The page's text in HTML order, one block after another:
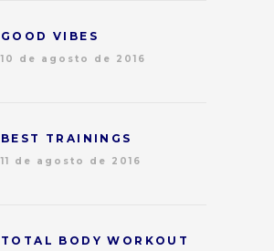
GOOD VIBES
10 de agosto de 2016
BEST TRAININGS
11 de agosto de 2016
TOTAL BODY WORKOUT